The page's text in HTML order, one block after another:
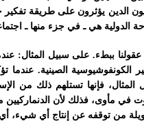
الدين يؤثرون على طريقة تفكير
الدولية هي ـ في جزء منها ـ
عقولنا ببطء. على سبيل المثال:
الكونفوشيوسية الصينية. عندما
فإنها تستلهم ذلك من
في مأوى، فذلك لأن
من توقفه عن إنتاج أي شيء، أي